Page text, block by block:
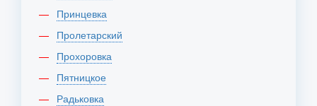
Принцевка
Пролетарский
Прохоровка
Пятницкое
Радьковка